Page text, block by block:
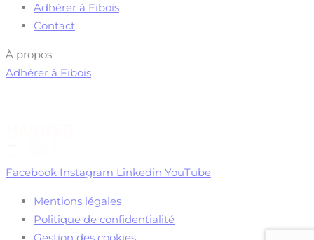
Adhérer à Fibois
Contact
À propos
Adhérer à Fibois
Facebook Instagram Linkedin YouTube
Mentions légales
Politique de confidentialité